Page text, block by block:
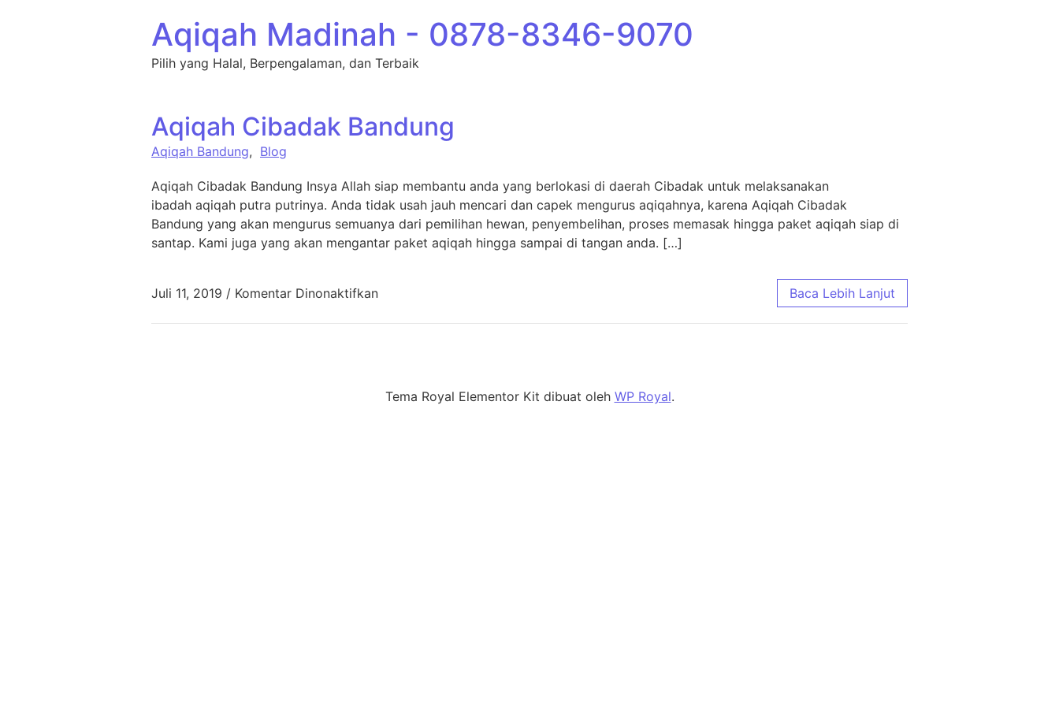
Aqiqah Madinah - 0878-8346-9070
Pilih yang Halal, Berpengalaman, dan Terbaik
Aqiqah Cibadak Bandung
Aqiqah Bandung, Blog
Aqiqah Cibadak Bandung Insya Allah siap membantu anda yang berlokasi di daerah Cibadak untuk melaksanakan
ibadah aqiqah putra putrinya. Anda tidak usah jauh mencari dan capek mengurus aqiqahnya, karena Aqiqah Cibadak
Bandung yang akan mengurus semuanya dari pemilihan hewan, penyembelihan, proses memasak hingga paket aqiqah siap di
santap. Kami juga yang akan mengantar paket aqiqah hingga sampai di tangan anda. […]
Juli 11, 2019 / Komentar Dinonaktifkanpada Aqiqah Cibadak Bandung Baca Lebih Lanjut
Tema Royal Elementor Kit dibuat oleh WP Royal.